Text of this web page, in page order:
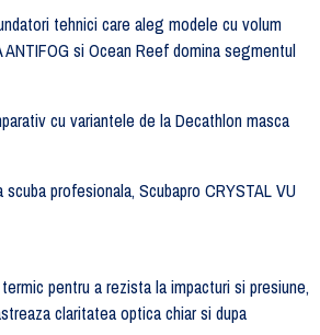
tehnici care aleg modele cu volum
ANTIFOG si Ocean Reef domina segmentul
cu variantele de la Decathlon masca
profesionala, Scubapro CRYSTAL VU
pentru a rezista la impacturi si presiune,
claritatea optica chiar si dupa